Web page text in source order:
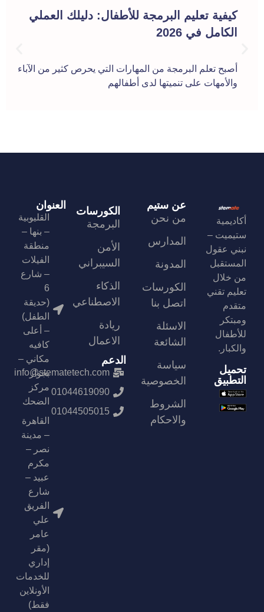
كيفية تعليم البرمجة للأطفال: دليلك العملي
الكامل في 2026
أصبح تعلم البرمجة من المهارات التي يحرص كثير من الآباء
والأمهات على تنميتها لدى أطفالهم
أكاديمية
ستيميت –
نبني عقول
المستقبل
من خلال
تعليم تقني
متقدم
ومبتكر
للأطفال
والكبار.
تحميل
التطبيق
عن ستيم
من نحن
المدارس
المدونة
الكورسات
اتصل بنا
الاسئلة
الشائعة
سياسة
الخصوصية
الشروط
والاحكام
الكورسات
البرمجة
الأمن
السيبراني
الذكاء
الاصطناعي
ريادة
الاعمال
الدعم
info@stematetech.com
01044619090
01044505015
العنوان
القليوبية
– بنها –
منطقة
الفيلات
– شارع
6
(حديقة
الطفل)
– أعلى
كافيه
مكاني –
بجوار
مركز
الضحك
القاهرة
– مدينة
نصر –
مكرم
عبيد –
شارع
الفريق
علي
عامر
(مقر
إداري
للخدمات
الأونلاين
فقط)